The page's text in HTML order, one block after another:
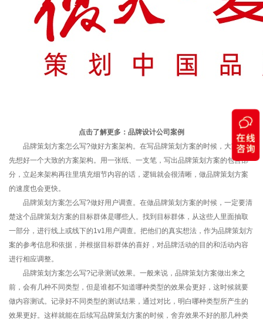
点击了解更多： 品牌设计公司案例
品牌策划方案怎么写?做好方案架构。在写品牌策划方案的时候，大家可以
先想好一个大致的方案架构。用一张纸、一支笔，写出品牌策划方案的包含部
分，立起来架构再往里填充细节内容的话，逻辑就会很清晰，做品牌策划方案
的速度也会更快。
品牌策划方案怎么写?做好用户调查。在做品牌策划方案的时候，一定要清
楚这个品牌策划方案的目标群体是哪些人。找到目标群体，从这些人里面抽取
一部分，进行线上或线下的1v1用户调查。把他们的真实想法，作为品牌策划方
案的参考信息和依据，并根据目标群体的喜好，对品牌活动的目的和活动内容
进行相应调整。
品牌策划方案怎么写?记录测试效果。一般来说，品牌策划方案做出来之
前，会有几种不同类型，但是谁都不知道哪种类型的效果会更好，这时候就要
做内容测试。记录好不同类型的测试结果，通过对比，明白哪种类型所产生的
效果更好。这样就能在后续写品牌策划方案的时候，舍弃效果不好的那几种类